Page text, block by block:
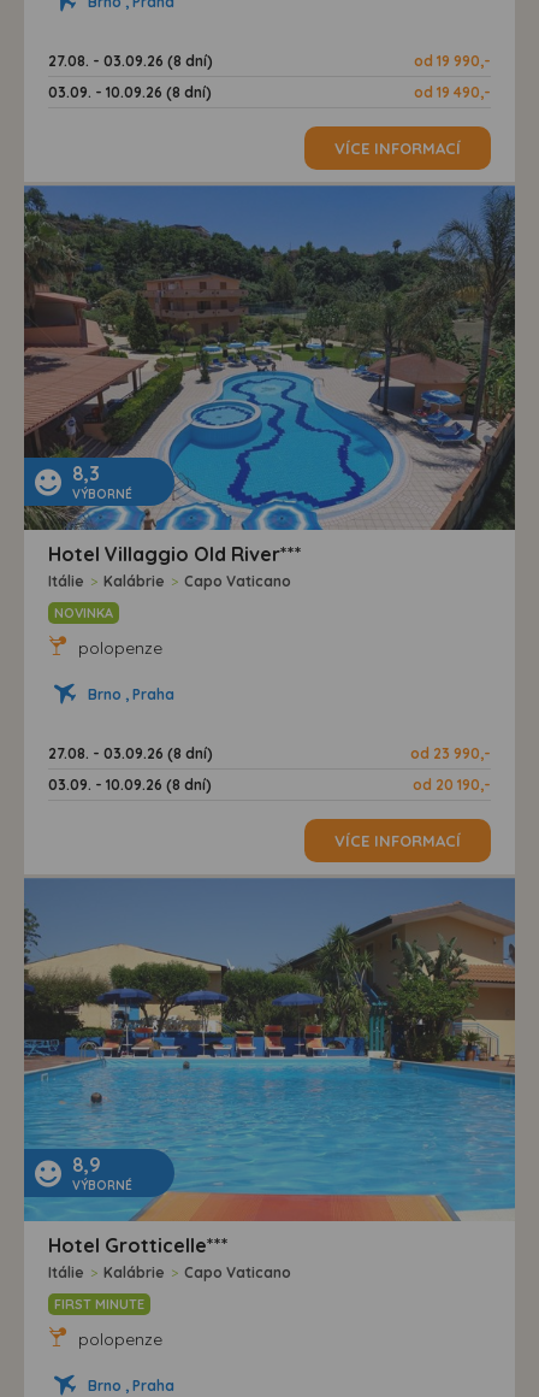
27.08. - 03.09.26 (8 dní)
od 19 990,-
03.09. - 10.09.26 (8 dní)
od 19 490,-
VÍCE INFORMACÍ
8,3
VÝBORNÉ
Hotel Villaggio Old River***
Itálie > Kalábrie > Capo Vaticano
NOVINKA
polopenze
Brno , Praha
27.08. - 03.09.26 (8 dní)
od 23 990,-
03.09. - 10.09.26 (8 dní)
od 20 190,-
VÍCE INFORMACÍ
8,9
VÝBORNÉ
Hotel Grotticelle***
Itálie > Kalábrie > Capo Vaticano
FIRST MINUTE
polopenze
Brno , Praha